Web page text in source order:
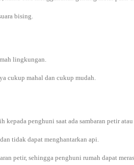
bising.
lingkungan.
cukup mahal dan cukup mudah.
penghuni saat ada sambaran petir
tidak dapat menghantarkan api.
petir, sehingga penghuni rumah dapat